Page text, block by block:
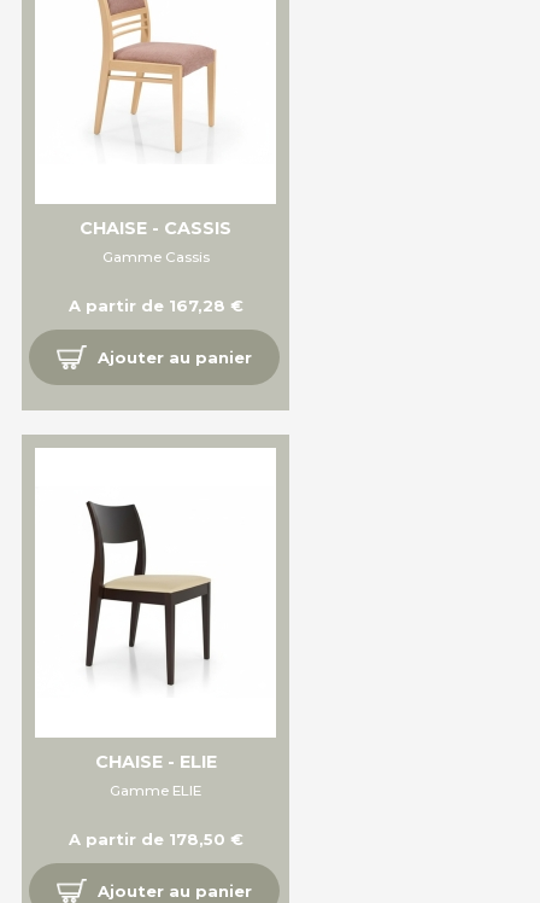
CHAISE - CASSIS
Gamme Cassis
A partir de 167,28 €
Ajouter au panier
CHAISE - ELIE
Gamme ELIE
A partir de 178,50 €
Ajouter au panier